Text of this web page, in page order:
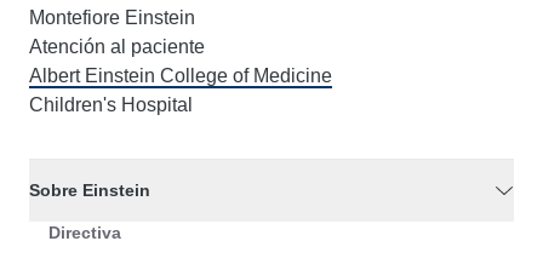
Montefiore Einstein
Atención al paciente
Albert Einstein College of Medicine
Children's Hospital
Sobre Einstein
Directiva